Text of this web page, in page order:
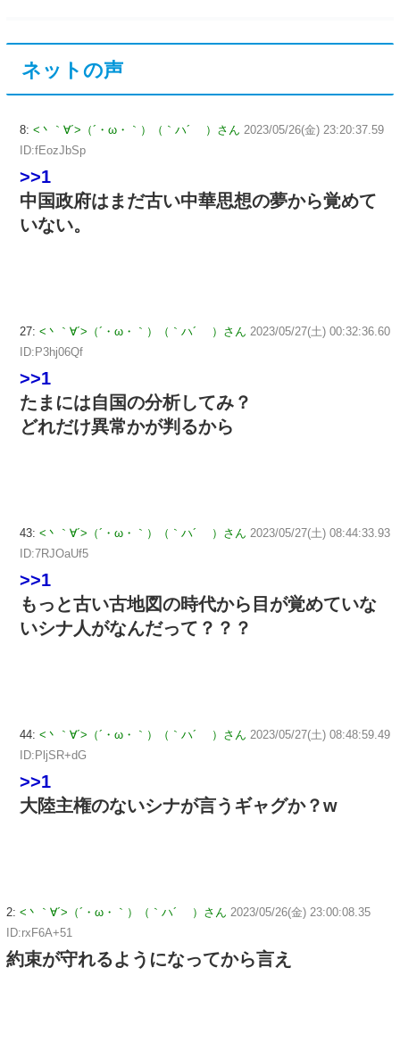
ネットの声
8: <丶｀∀´>（´・ω・｀）（｀ハ´ ）さん 2023/05/26(金) 23:20:37.59
ID:fEozJbSp
>>1
中国政府はまだ古い中華思想の夢から覚めて
いない。
27: <丶｀∀´>（´・ω・｀）（｀ハ´ ）さん 2023/05/27(土) 00:32:36.60
ID:P3hj06Qf
>>1
たまには自国の分析してみ？
どれだけ異常かが判るから
43: <丶｀∀´>（´・ω・｀）（｀ハ´ ）さん 2023/05/27(土) 08:44:33.93
ID:7RJOaUf5
>>1
もっと古い古地図の時代から目が覚めていな
いシナ人がなんだって？？？
44: <丶｀∀´>（´・ω・｀）（｀ハ´ ）さん 2023/05/27(土) 08:48:59.49
ID:PljSR+dG
>>1
大陸主権のないシナが言うギャグか？w
2: <丶｀∀´>（´・ω・｀）（｀ハ´ ）さん 2023/05/26(金) 23:00:08.35
ID:rxF6A+51
約束が守れるようになってから言え